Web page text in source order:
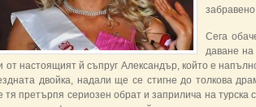
Сега
даване на
от настоящият й съпруг Александър, който е
двойка, надали ще се стигне до толкова
тя претърпя сериозен обрат и заприлича на